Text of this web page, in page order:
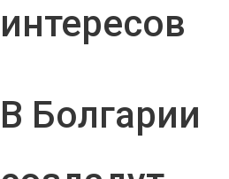
интересов
В Болгарии